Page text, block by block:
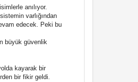
anılıyor.
varlığından
edecek. Peki bu
büyük güvenlik
kayarak bir
bir fikir geldi.